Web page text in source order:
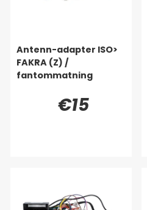
Antenn-adapter ISO>
FAKRA (Z) /
fantommatning
€15